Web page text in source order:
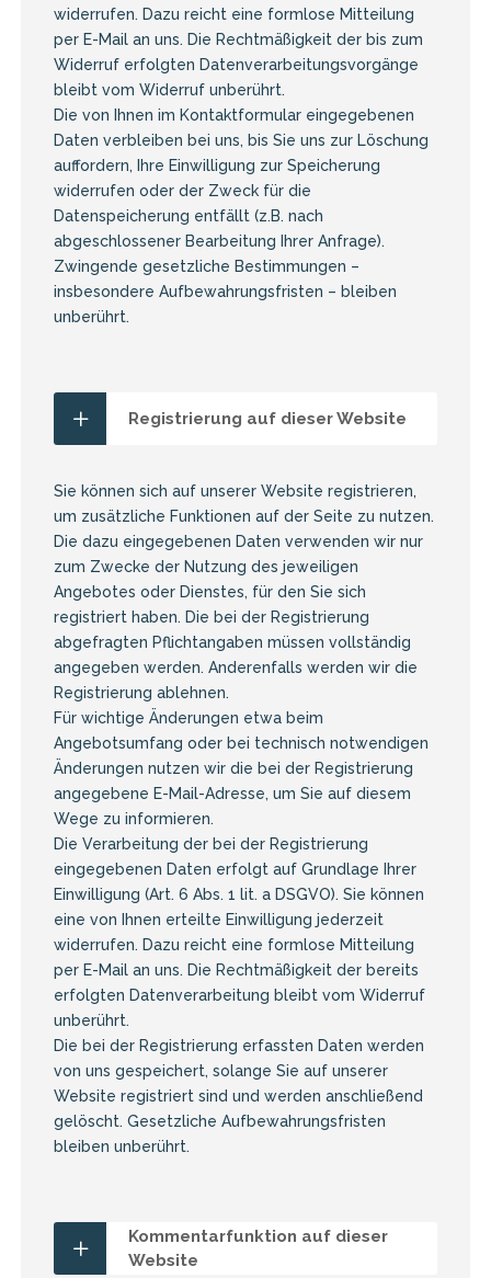
widerrufen. Dazu reicht eine formlose Mitteilung
per E-Mail an uns. Die Rechtmäßigkeit der bis zum
Widerruf erfolgten Datenverarbeitungsvorgänge
bleibt vom Widerruf unberührt.
Die von Ihnen im Kontaktformular eingegebenen
Daten verbleiben bei uns, bis Sie uns zur Löschung
auffordern, Ihre Einwilligung zur Speicherung
widerrufen oder der Zweck für die
Datenspeicherung entfällt (z.B. nach
abgeschlossener Bearbeitung Ihrer Anfrage).
Zwingende gesetzliche Bestimmungen –
insbesondere Aufbewahrungsfristen – bleiben
unberührt.
Registrierung auf dieser Website
Sie können sich auf unserer Website registrieren,
um zusätzliche Funktionen auf der Seite zu nutzen.
Die dazu eingegebenen Daten verwenden wir nur
zum Zwecke der Nutzung des jeweiligen
Angebotes oder Dienstes, für den Sie sich
registriert haben. Die bei der Registrierung
abgefragten Pflichtangaben müssen vollständig
angegeben werden. Anderenfalls werden wir die
Registrierung ablehnen.
Für wichtige Änderungen etwa beim
Angebotsumfang oder bei technisch notwendigen
Änderungen nutzen wir die bei der Registrierung
angegebene E-Mail-Adresse, um Sie auf diesem
Wege zu informieren.
Die Verarbeitung der bei der Registrierung
eingegebenen Daten erfolgt auf Grundlage Ihrer
Einwilligung (Art. 6 Abs. 1 lit. a DSGVO). Sie können
eine von Ihnen erteilte Einwilligung jederzeit
widerrufen. Dazu reicht eine formlose Mitteilung
per E-Mail an uns. Die Rechtmäßigkeit der bereits
erfolgten Datenverarbeitung bleibt vom Widerruf
unberührt.
Die bei der Registrierung erfassten Daten werden
von uns gespeichert, solange Sie auf unserer
Website registriert sind und werden anschließend
gelöscht. Gesetzliche Aufbewahrungsfristen
bleiben unberührt.
Kommentarfunktion auf dieser
Website